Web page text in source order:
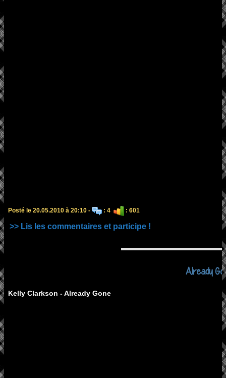
Posté le 20.05.2010 à 20:10 - : 4 : 601
>> Lis les commentaires et participe !
Already
Kelly Clarkson - Already Gone